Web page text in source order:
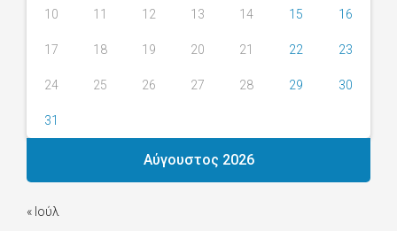
Αύγουστος 2026
10 11 12 13 14 15 16
17 18 19 20 21 22 23
24 25 26 27 28 29 30
31
« Ιούλ